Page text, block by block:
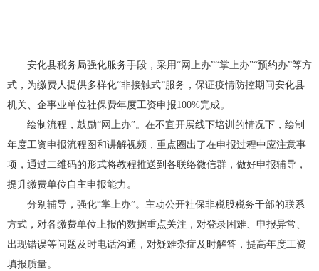
安化县税务局强化服务手段，采用“网上办”“掌上办”“预约办”等方
式，为缴费人提供多样化“非接触式”服务，保证疫情防控期间安化县
机关、企事业单位社保费年度工资申报100%完成。
绘制流程，鼓励“网上办”。在不宜开展线下培训的情况下，绘制
年度工资申报流程图和讲解视频，重点圈出了在申报过程中应注意事
项，通过二维码的形式将教程推送到各联络微信群，做好申报辅导，
提升缴费单位自主申报能力。
分别辅导，强化“掌上办”。主动公开社保非税股税务干部的联系
方式，对各缴费单位上报的数据重点关注，对登录困难、申报异常、
出现错误等问题及时电话沟通，对疑难杂症及时解答，提高年度工资
填报质量。